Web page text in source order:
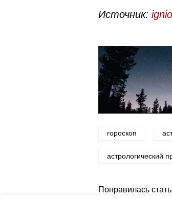
Источник:
гороскоп
астрологический
Понравилась